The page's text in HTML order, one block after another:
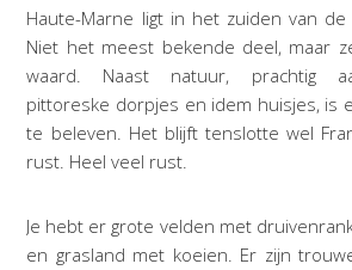
Haute-Marne ligt in het zuiden van de
Niet het meest bekende deel, maar
waard. Naast natuur, prachtig
pittoreske dorpjes en idem huisjes, is
te beleven. Het blijft tenslotte wel
rust. Heel veel rust.
Je hebt er grote velden met
en grasland met koeien. Er zijn